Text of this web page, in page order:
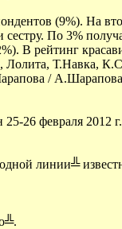
(9%). На
По 3%
В рейтинг
Т.Навка,
/
февраля 2012
линии╩